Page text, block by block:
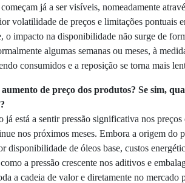
já a ser visíveis, nomeadamente
volatilidade de preços e limitações pontuais
o impacto na disponibilidade não surge de
algumas semanas ou meses, à
consumidos e a reposição se torna mais
de preço dos produtos? Se sim,
já está a sentir pressão significativa nos preços
nos próximos meses. Embora a origem do
disponibilidade de óleos base, custos
a pressão crescente nos aditivos e
a cadeia de valor e diretamente no mercado